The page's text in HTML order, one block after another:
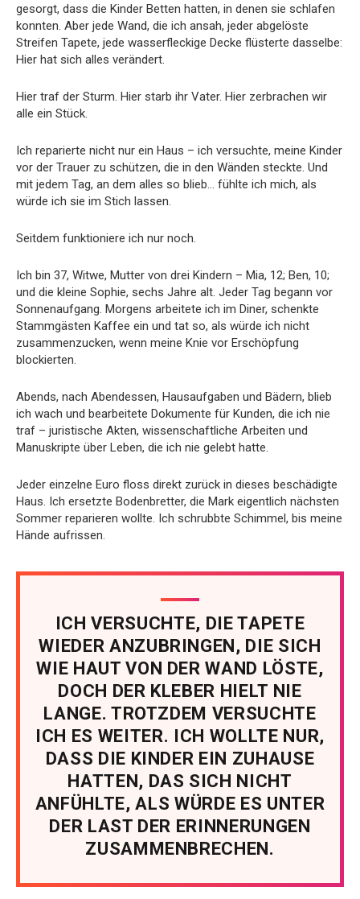
gesorgt, dass die Kinder Betten hatten, in denen sie schlafen
konnten. Aber jede Wand, die ich ansah, jeder abgelöste
Streifen Tapete, jede wasserfleckige Decke flüsterte dasselbe:
Hier hat sich alles verändert.
Hier traf der Sturm. Hier starb ihr Vater. Hier zerbrachen wir
alle ein Stück.
Ich reparierte nicht nur ein Haus – ich versuchte, meine Kinder
vor der Trauer zu schützen, die in den Wänden steckte. Und
mit jedem Tag, an dem alles so blieb… fühlte ich mich, als
würde ich sie im Stich lassen.
Seitdem funktioniere ich nur noch.
Ich bin 37, Witwe, Mutter von drei Kindern – Mia, 12; Ben, 10;
und die kleine Sophie, sechs Jahre alt. Jeder Tag begann vor
Sonnenaufgang. Morgens arbeitete ich im Diner, schenkte
Stammgästen Kaffee ein und tat so, als würde ich nicht
zusammenzucken, wenn meine Knie vor Erschöpfung
blockierten.
Abends, nach Abendessen, Hausaufgaben und Bädern, blieb
ich wach und bearbeitete Dokumente für Kunden, die ich nie
traf – juristische Akten, wissenschaftliche Arbeiten und
Manuskripte über Leben, die ich nie gelebt hatte.
Jeder einzelne Euro floss direkt zurück in dieses beschädigte
Haus. Ich ersetzte Bodenbretter, die Mark eigentlich nächsten
Sommer reparieren wollte. Ich schrubbte Schimmel, bis meine
Hände aufrissen.
ICH VERSUCHTE, DIE TAPETE
WIEDER ANZUBRINGEN, DIE SICH
WIE HAUT VON DER WAND LÖSTE,
DOCH DER KLEBER HIELT NIE
LANGE. TROTZDEM VERSUCHTE
ICH ES WEITER. ICH WOLLTE NUR,
DASS DIE KINDER EIN ZUHAUSE
HATTEN, DAS SICH NICHT
ANFÜHLTE, ALS WÜRDE ES UNTER
DER LAST DER ERINNERUNGEN
ZUSAMMENBRECHEN.